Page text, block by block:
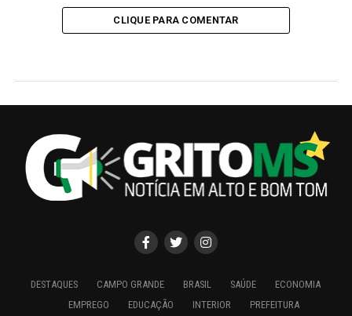
CLIQUE PARA COMENTAR
DESTAQUES CAMPO GRANDE BRASIL SAÚDE
ECONOMIA
EMPREGO
EDUCAÇÃO INTERIOR PREFEITURA